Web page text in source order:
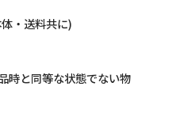
・送料共に)
時と同等な状態でない物